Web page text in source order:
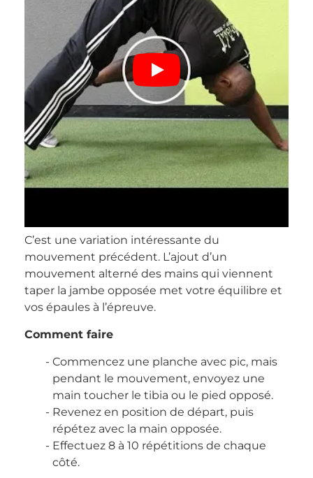
C’est une variation intéressante du
mouvement précédent. L’ajout d’un
mouvement alterné des mains qui viennent
taper la jambe opposée met votre équilibre et
vos épaules à l’épreuve.
Comment faire
Commencez une planche avec pic, mais
pendant le mouvement, envoyez une
main toucher le tibia ou le pied opposé.
Revenez en position de départ, puis
répétez avec la main opposée.
Effectuez 8 à 10 répétitions de chaque
côté.